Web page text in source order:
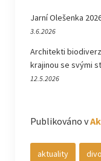
Jarní Olešenka
3.6.2026
Architekti
krajinou se svými
12.5.2026
Publikováno v
aktuality